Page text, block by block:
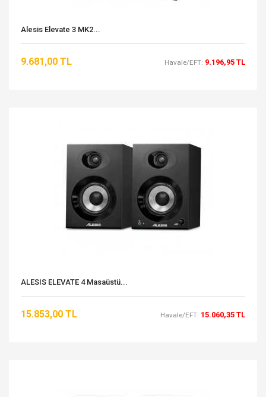
Alesis Elevate 3 MK2...
9.681,00 TL Havale/EFT: 9.196,95 TL
ALESIS ELEVATE 4 Masaüstü...
15.853,00 TL Havale/EFT: 15.060,35 TL